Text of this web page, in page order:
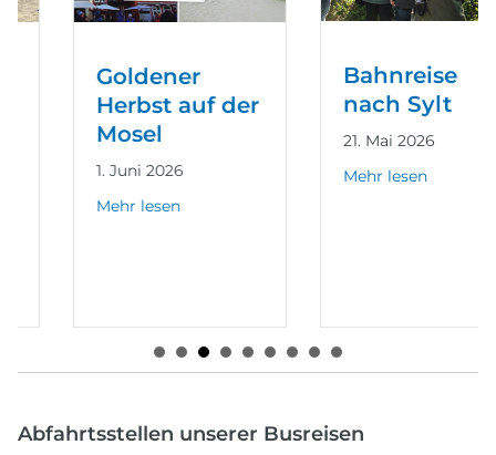
mit dem TGV
Goldener
Herbst auf der
Mosel
1. Juni 2026
Mehr lesenabout Goldener Herbst auf der Mosel
Bahnreise
nach Sylt
21. Mai 2026
Mehr lesenabout
Abfahrtsstellen unserer Busreisen